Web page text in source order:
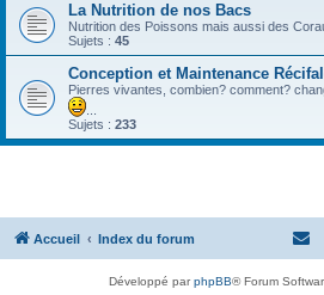
La Nutrition de nos Bacs
Nutrition des Poissons mais aussi des
Sujets : 45
Conception et Maintenance
Pierres vivantes, combien? comment?
Sujets : 233
Accueil Index du forum
Développé parphpBB® Forum